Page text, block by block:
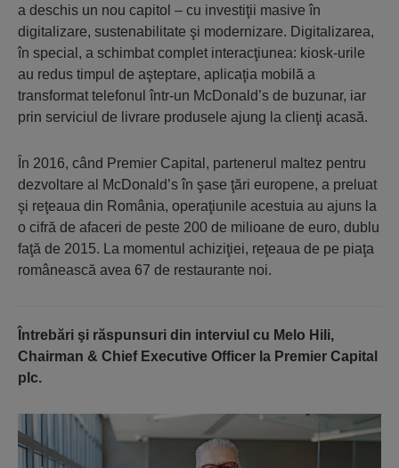
a deschis un nou capitol – cu investiţii masive în
digitalizare, sustenabilitate şi modernizare. Digitalizarea,
în special, a schimbat complet interacţiunea: kiosk-urile
au redus timpul de aşteptare, aplicaţia mobilă a
transformat telefonul într-un McDonald’s de buzunar, iar
prin serviciul de livrare produsele ajung la clienţi acasă.
În 2016, când Premier Capital, partenerul maltez pentru
dezvoltare al McDonald’s în şase ţări europene, a preluat
şi reţeaua din România, operaţiunile acestuia au ajuns la
o cifră de afaceri de peste 200 de milioane de euro, dublu
faţă de 2015. La momentul achiziţiei, reţeaua de pe piaţa
românească avea 67 de restaurante noi.
Întrebări şi răspunsuri din interviul cu Melo Hili,
Chairman & Chief Executive Officer la Premier Capital
plc.